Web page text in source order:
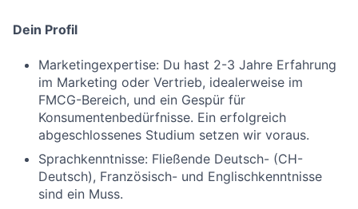
Dein Profil
Marketingexpertise: Du hast 2-3 Jahre Erfahrung
im Marketing oder Vertrieb, idealerweise im
FMCG-Bereich, und ein Gespür für
Konsumentenbedürfnisse. Ein erfolgreich
abgeschlossenes Studium setzen wir voraus.
Sprachkenntnisse: Fließende Deutsch- (CH-
Deutsch), Französisch- und Englischkenntnisse
sind ein Muss.